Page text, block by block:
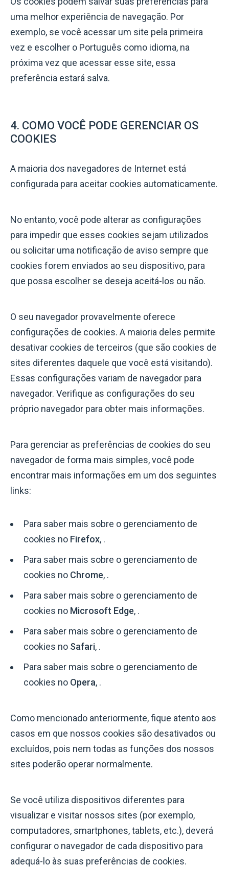
uma melhor experiência de navegação. Por
exemplo, se você acessar um site pela primeira
vez e escolher o Português como idioma, na
próxima vez que acessar esse site, essa
preferência estará salva.
4. COMO VOCÊ PODE GERENCIAR OS
COOKIES
A maioria dos navegadores de Internet está
configurada para aceitar cookies automaticamente.
No entanto, você pode alterar as configurações
para impedir que esses cookies sejam utilizados
ou solicitar uma notificação de aviso sempre que
cookies forem enviados ao seu dispositivo, para
que possa escolher se deseja aceitá-los ou não.
O seu navegador provavelmente oferece
configurações de cookies. A maioria deles permite
desativar cookies de terceiros (que são cookies de
sites diferentes daquele que você está visitando).
Essas configurações variam de navegador para
navegador. Verifique as configurações do seu
próprio navegador para obter mais informações.
Para gerenciar as preferências de cookies do seu
navegador de forma mais simples, você pode
encontrar mais informações em um dos seguintes
links:
Para saber mais sobre o gerenciamento de
cookies no Firefox, .
Para saber mais sobre o gerenciamento de
cookies no Chrome, .
Para saber mais sobre o gerenciamento de
cookies no Microsoft Edge, .
Para saber mais sobre o gerenciamento de
cookies no Safari, .
Para saber mais sobre o gerenciamento de
cookies no Opera, .
Como mencionado anteriormente, fique atento aos
casos em que nossos cookies são desativados ou
excluídos, pois nem todas as funções dos nossos
sites poderão operar normalmente.
Se você utiliza dispositivos diferentes para
visualizar e visitar nossos sites (por exemplo,
computadores, smartphones, tablets, etc.), deverá
configurar o navegador de cada dispositivo para
adequá-lo às suas preferências de cookies.